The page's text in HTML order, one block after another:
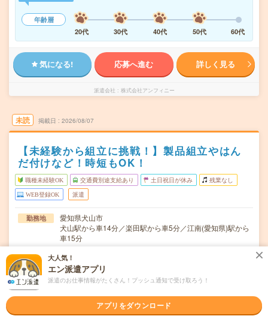
年齢層
20代
30代 40代 50代 60代
気になる! 応募へ進む 詳しく見る
派遣会社 株式会社アンフィニー
未読 掲載日 2026/08/07
【未経験から組立に挑戦！】製品組立やはん
だ付けなど！時短もOK！
職種未経験OK 交通費別途支給あり 土日祝日が休み 残業なし
WEB登録OK 派遣
勤務地
愛知県犬山市
犬山駅から車14分／楽田駅から車5分／江南(愛知県)駅から
車15分
曜日頻度 月～金曜日
時間
【定時】8:45～17:30【休憩】12:00～12:45 15:00～
15:15 / 17:30～…
2026年8月～ 9月～ 10月～ 開始日はご相談ください
＊まずは数カ月程度の予定（延長の可能性有）
大人気！
エン派遣アプリ
派遣のお仕事情報がたくさん！プッシュ通知で受け取ろう！
アプリをダウンロード